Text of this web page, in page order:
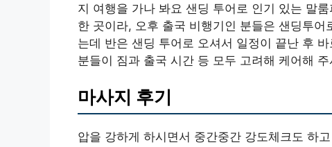
지 여행을 가나 봐요 샌딩 투어로 인기 있는 말
한 곳이라, 오후 출국 비행기인 분들은 샌딩투
는데 반은 샌딩 투어로 오셔서 일정이 끝난 후
분들이 짐과 출국 시간 등 모두 고려해 케어해
마사지 후기
압을 강하게 하시면서 중간중간 강도체크도 하